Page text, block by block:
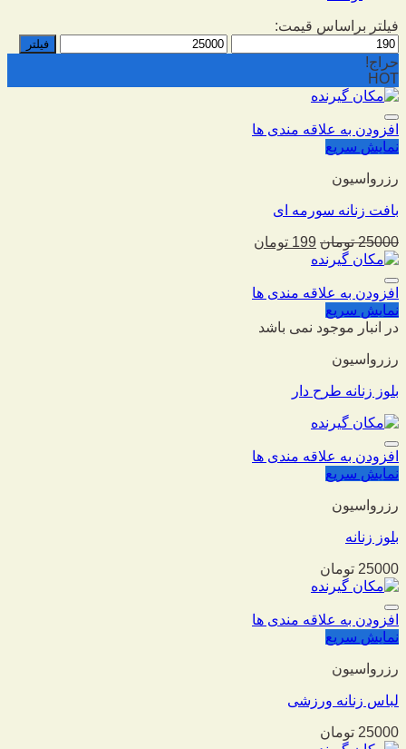
فیلتر براساس قیمت:
فیلتر
حراج!
HOT
افزودن به علاقه مندی ها
نمایش سریع
رزرواسیون
بافت زنانه سورمه ای
25000 تومان 199 تومان
افزودن به علاقه مندی ها
نمایش سریع
در انبار موجود نمی باشد
رزرواسیون
بلوز زنانه طرح دار
افزودن به علاقه مندی ها
نمایش سریع
رزرواسیون
بلوز زنانه
25000 تومان
افزودن به علاقه مندی ها
نمایش سریع
رزرواسیون
لباس زنانه ورزشی
25000 تومان